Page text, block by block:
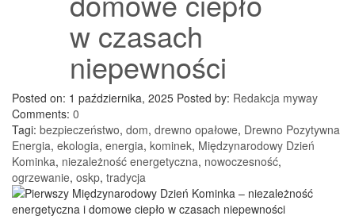
w czasach
niepewności
Posted on: 1 października, 2025 Posted by: Redakcja myway
Comments: 0
Tagi: bezpieczeństwo, dom, drewno opałowe, Drewno Pozytywna
Energia, ekologia, energia, kominek, Międzynarodowy Dzień
Kominka, niezależność energetyczna, nowoczesność,
ogrzewanie, oskp, tradycja